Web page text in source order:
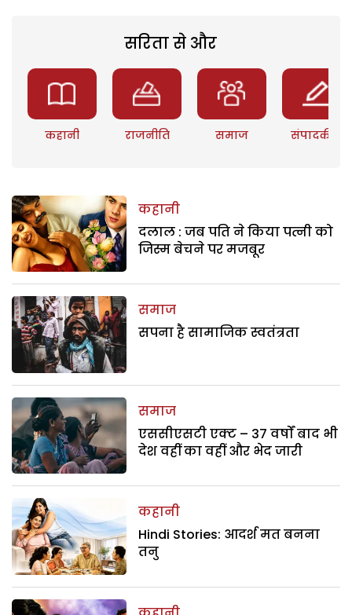
सरिता से और
कहानी राजनीति समाज संपादकीय
कहानी
दलाल : जब पति ने किया पत्नी को
जिस्म बेचने पर मजबूर
समाज
सपना है सामाजिक स्वतंत्रता
समाज
एससीएसटी एक्ट – 37 वर्षों बाद भी
देश वहीं का वहीं और भेद जारी
कहानी
Hindi Stories: आदर्श मत बनना
तनु